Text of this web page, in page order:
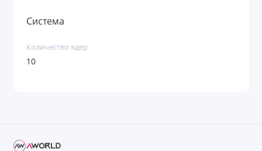
лишние звуки, а продвинутая камера и массив
отличный выбор? Вы получаете
Система
Количество ядер
10